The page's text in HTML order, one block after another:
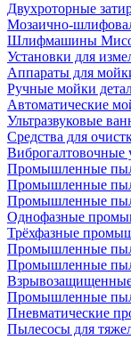
Двухроторные
Мозаично-
Шлифмашины
Установки для
Аппараты для
Ручные мойки
Автоматические
Ультразвуковые
Средства для
Виброгалтовочные
Промышленные
Промышленные
Промышленные
Однофазные
Трёхфазные
Промышленные
Промышленные
Промышленные
Пневматические
Пылесосы для